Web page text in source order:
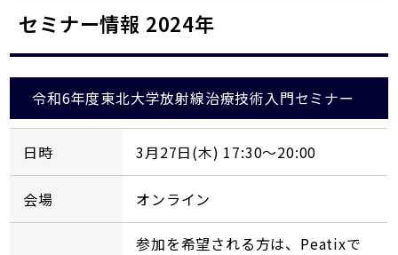
セミナー情報 2024年
令和6年度東北大学放射線治療技術入門セミナー
日時 3月27日(木) 17:30～20:00
会場 オンライン
参加を希望される方は、Peatixで